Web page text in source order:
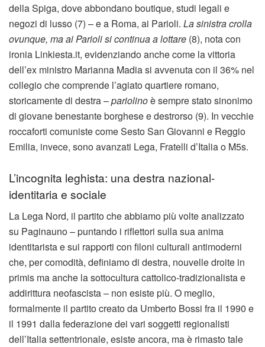
della Spiga, dove abbondano boutique, studi legali e
negozi di lusso (7) – e a Roma, ai Parioli. La sinistra crolla
ovunque, ma ai Parioli si continua a lottare (8), nota con
ironia Linkiesta.it, evidenziando anche come la vittoria
dell’ex ministro Marianna Madia si avvenuta con il 36% nel
collegio che comprende l’agiato quartiere romano,
storicamente di destra –pariolinoè sempre stato sinonimo
di giovane benestante borghese e destrorso (9). In vecchie
roccaforti comuniste come Sesto San Giovanni e Reggio
Emilia, invece, sono avanzati Lega, Fratelli d’Italia o M5s.
L’incognita leghista: una destra nazional-
identitaria e sociale
La Lega Nord, il partito che abbiamo più volte analizzato
su Paginauno – puntando i riflettori sulla sua anima
identitarista e sui rapporti con filoni culturali antimoderni
che, per comodità, definiamo di destra, nouvelle droite in
primis ma anche la sottocultura cattolico-tradizionalista e
addirittura neofascista – non esiste più. O meglio,
formalmente il partito creato da Umberto Bossi fra il 1990 e
il 1991 dalla federazione dei vari soggetti regionalisti
dell’Italia settentrionale, esiste ancora, ma è rimasto tale